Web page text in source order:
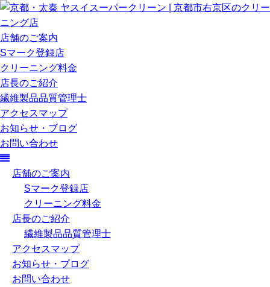
店舗のご案内
Sマーク登録店
クリーニング料金
店長のご紹介
繊維製品品質管理士
アクセスマップ
お知らせ・ブログ
お問い合わせ
店舗のご案内
Sマーク登録店
クリーニング料金
店長のご紹介
繊維製品品質管理士
アクセスマップ
お知らせ・ブログ
お問い合わせ